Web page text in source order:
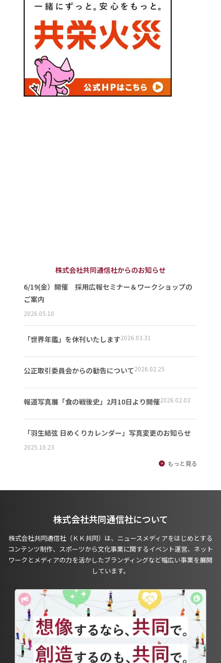
株式会社共同通信社からのお知らせ
6/19(金）開催 採用広報セミナー＆ワークショップの
ご案内
2026.05.10
「世界年鑑」を休刊いたします2026.03.31
公正取引委員会からの勧告について2026.02.25
報道写真展「食の戦後史」2月10日より開催2026.02.03
「羽生結弦 日めくりカレンダー」写真変更のお知らせ
2025.10.23
もっと見る
株式会社共同通信社について
株式会社共同通信社（ＫＫ共同）は、ニュースメディアをはじめとする
コンテンツ制作、スポーツから文化事業に関するイベント運営、ネット
ワークとメディアの力を活かしたブランディングなど幅広い事業を展開
しています。